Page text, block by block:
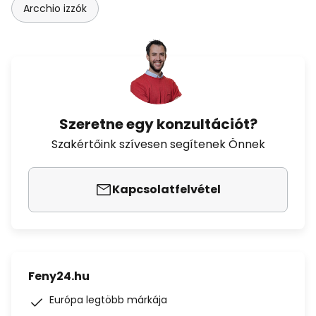
Arcchio izzók
Szeretne egy konzultációt?
Szakértőink szívesen segítenek Önnek
Kapcsolatfelvétel
Feny24.hu
Európa legtöbb márkája